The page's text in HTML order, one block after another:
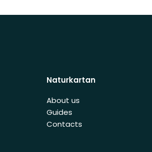
Naturkartan
About us
Guides
Contacts